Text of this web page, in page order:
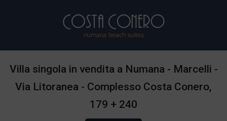
Villa singola in vendita a Numana - Marcelli -
Via Litoranea - Complesso Costa Conero,
179 + 240